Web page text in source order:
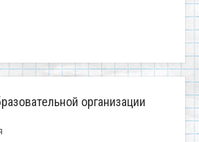
организации